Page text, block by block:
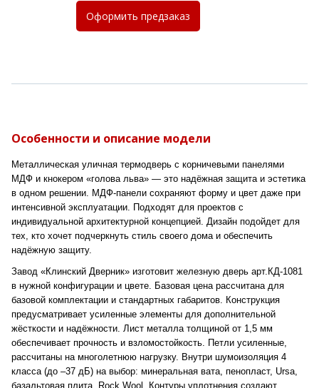
Оформить предзаказ
Особенности и описание модели
Металлическая уличная термодверь с корничевыми панелями
МДФ и кнокером «голова льва» — это надёжная защита и эстетика
в одном решении. МДФ-панели сохраняют форму и цвет даже при
интенсивной эксплуатации. Подходят для проектов с
индивидуальной архитектурной концепцией. Дизайн подойдет для
тех, кто хочет подчеркнуть стиль своего дома и обеспечить
надёжную защиту.
Завод «Клинский Дверник» изготовит железную дверь арт.КД-1081
в нужной конфигурации и цвете. Базовая цена рассчитана для
базовой комплектации и стандартных габаритов. Конструкция
предусматривает усиленные элементы для дополнительной
жёсткости и надёжности. Лист металла толщиной от 1,5 мм
обеспечивает прочность и взломостойкость. Петли усиленные,
рассчитаны на многолетнюю нагрузку. Внутри шумоизоляция 4
класса (до –37 дБ) на выбор: минеральная вата, пенопласт, Ursa,
базальтовая плита, Rock Wool. Контуры уплотнения создают